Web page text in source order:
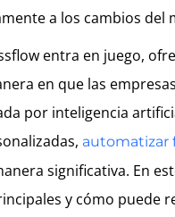
a los cambios del
entra en juego,
en que las
por inteligencia
automatizar
significativa. En
y cómo puede